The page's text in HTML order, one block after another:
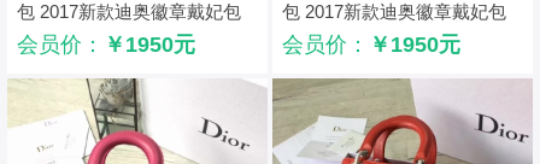
包 2017新款迪奥徽章戴妃包
黄色
会员价： ￥1950元
包 2017新款迪奥徽章戴妃包
绿色
会员价： ￥1950元